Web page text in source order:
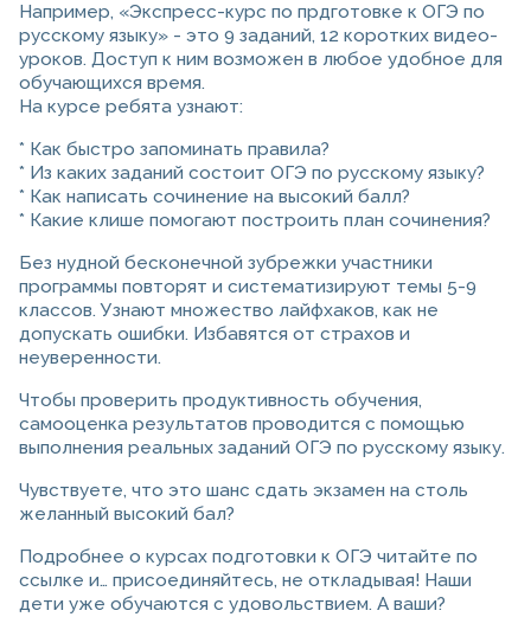
Например, «Экспресс-курс по прдготовке к ОГЭ по
русскому языку» - это 9 заданий, 12 коротких видео-
уроков. Доступ к ним возможен в любое удобное для
обучающихся время.
На курсе ребята узнают:
* Как быстро запоминать правила?
* Из каких заданий состоит ОГЭ по русскому языку?
* Как написать сочинение на высокий балл?
* Какие клише помогают построить план сочинения?
Без нудной бесконечной зубрежки участники
программы повторят и систематизируют темы 5-9
классов. Узнают множество лайфхаков, как не
допускать ошибки. Избавятся от страхов и
неуверенности.
Чтобы проверить продуктивность обучения,
самооценка результатов проводится с помощью
выполнения реальных заданий ОГЭ по русскому языку.
Чувствуете, что это шанс сдать экзамен на столь
желанный высокий бал?
Подробнее о курсах подготовки к ОГЭ читайте по
ссылке и… присоединяйтесь, не откладывая! Наши
дети уже обучаются с удовольствием. А ваши?